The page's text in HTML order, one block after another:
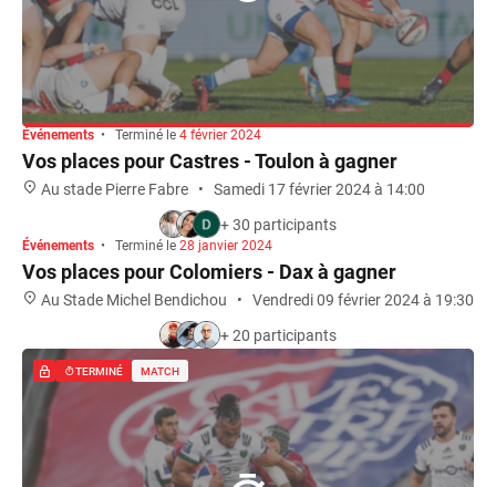
Événements • Terminé le 4 février 2024
Vos places pour Castres - Toulon à gagner
Au stade Pierre Fabre •
Samedi 17 février 2024 à 14:00
+ 30 participants
Événements • Terminé le 28 janvier 2024
Vos places pour Colomiers - Dax à gagner
Au Stade Michel Bendichou •
Vendredi 09 février 2024 à 19:30
+ 20 participants
TERMINÉ MATCH